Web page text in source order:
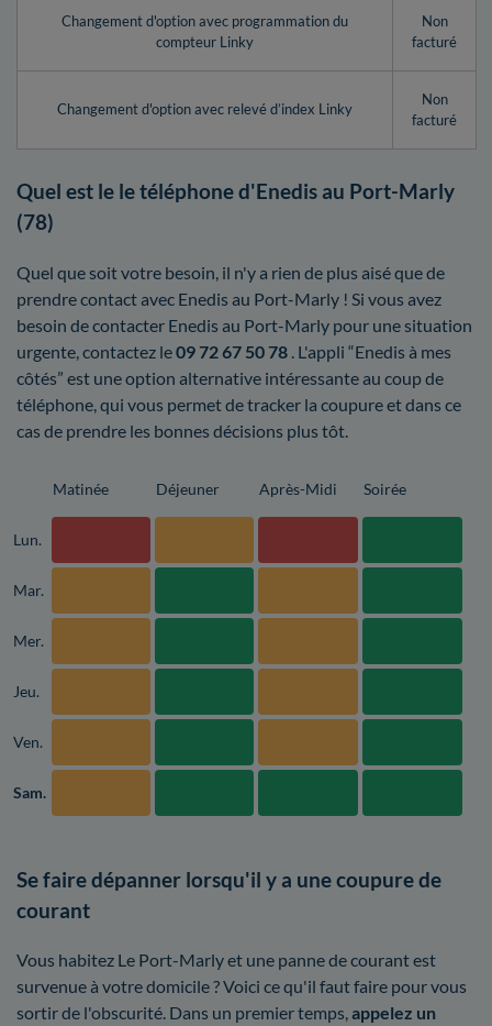
Changement d'option avec programmation du
compteur Linky
Non
facturé
Changement d'option avec relevé d’index Linky
Non
facturé
Quel est le le téléphone d'Enedis au Port-Marly
(78)
Quel que soit votre besoin, il n'y a rien de plus aisé que de
prendre contact avec Enedis au Port-Marly ! Si vous avez
besoin de contacter Enedis au Port-Marly pour une situation
urgente, contactez le09 72 67 50 78 . L'appli “Enedis à mes
côtés” est une option alternative intéressante au coup de
téléphone, qui vous permet de tracker la coupure et dans ce
cas de prendre les bonnes décisions plus tôt.
Matinée Déjeuner Après-Midi Soirée
Lun.
Mar.
Mer.
Jeu.
Ven.
Sam.
Se faire dépanner lorsqu'il y a une coupure de
courant
Vous habitez Le Port-Marly et une panne de courant est
survenue à votre domicile ? Voici ce qu'il faut faire pour vous
sortir de l'obscurité. Dans un premier temps, appelez un